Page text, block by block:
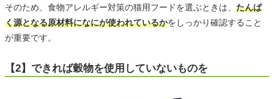
そのため、食物アレルギー対策の猫用フードを選ぶときは、 たんぱ
く源となる原材料になにが使われているかをしっかり確認すること
が重要です。
【2】できれば穀物を使用していないものを